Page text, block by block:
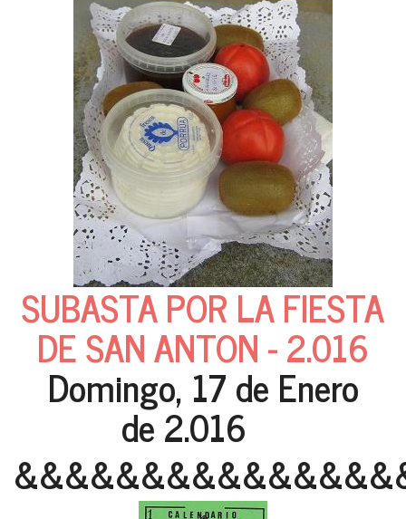
SUBASTA POR LA FIESTA
DE SAN ANTON - 2.016
Domingo, 17 de Enero
de 2.016